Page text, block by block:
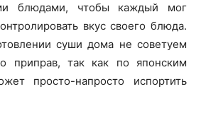
блюдами, чтобы каждый мог
вкус своего блюда.
суши дома не советуем
приправ, так как по японским
просто-напросто испортить